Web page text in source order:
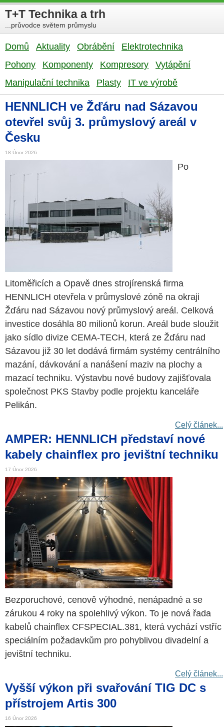
T+T Technika a trh
...průvodce světem průmyslu
Domů Aktuality Obrábění
Elektrotechnika
Pohony
Komponenty Kompresory
Vytápění
Manipulační technika
Plasty IT ve výrobě
HENNLICH ve Žďáru nad Sázavou
otevřel svůj 3. průmyslový areál v
Česku
18 Únor 2026
Po
Litoměřicích a Opavě dnes strojírenská firma
HENNLICH otevřela v průmyslové zóně na okraji
Žďáru nad Sázavou nový průmyslový areál. Celková
investice dosáhla 80 milionů korun. Areál bude sloužit
jako sídlo divize CEMA-TECH, která ze Žďáru nad
Sázavou již 30 let dodává firmám systémy centrálního
mazání, dávkování a nanášení maziv na plochy a
mazací techniku. Výstavbu nové budovy zajišťovala
společnost PKS Stavby podle projektu kanceláře
Pelikán.
Celý článek...
AMPER: HENNLICH představí nové
kabely chainflex pro jevištní techniku
17 Únor 2026
Bezporuchové, cenově výhodné, nenápadné a se
zárukou 4 roky na spolehlivý výkon. To je nová řada
kabelů chainflex CFSPECIAL.381, která vychází vstříc
speciálním požadavkům pro pohyblivou divadelní a
jevištní techniku.
Celý článek...
Vyšší výkon při svařování TIG DC s
přístrojem Artis 300
16 Únor 2026